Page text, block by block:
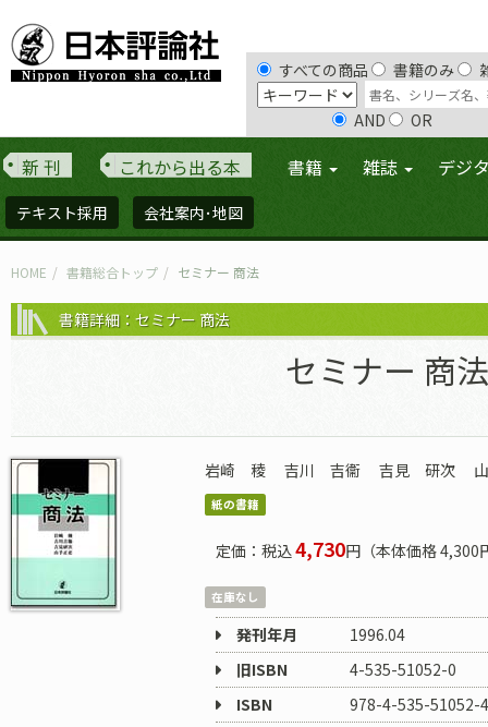
すべての商品 書籍のみ
AND OR
新 刊 これから出る本 書籍 雑誌 デジ
テキスト採用 会社案内･地図
HOME 書籍総合トップ セミナー 商法
書籍詳細：セミナー 商法
セミナー 商法
岩崎 稜 吉川 吉衞 吉見 研次
紙の書籍
定価：税込4,730円（本体価格 4,300
在庫なし
発刊年月
1996.04
旧ISBN
4-535-51052-0
ISBN
978-4-535-51052-4